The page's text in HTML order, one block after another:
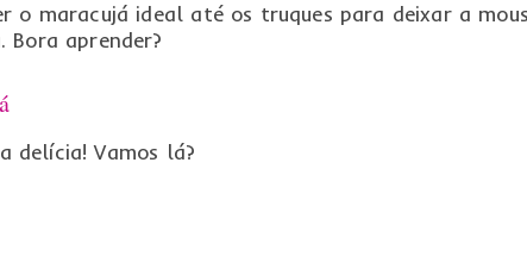
o maracujá ideal até os truques para deixar a
Bora aprender?
delícia! Vamos lá?